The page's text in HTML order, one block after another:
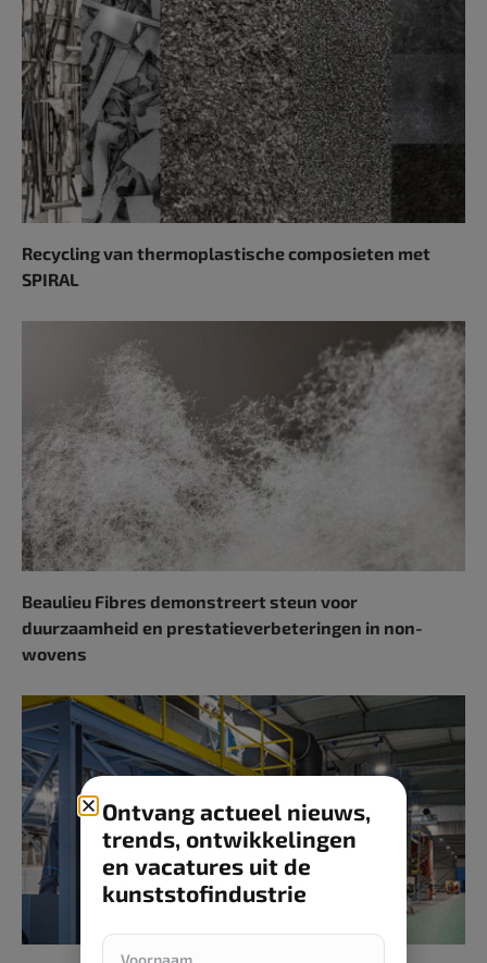
Recycling van thermoplastische composieten met
SPIRAL
Beaulieu Fibres demonstreert steun voor
duurzaamheid en prestatieverbeteringen in non-
wovens
Ontvang actueel nieuws,
trends, ontwikkelingen
en vacatures uit de
kunststofindustrie